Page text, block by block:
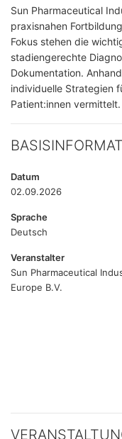
Sun Pharmaceutical
praxisnahen
Fokus stehen die
stadiengerechte
Dokumentation.
individuelle Strategien
Patient:innen vermittelt.
Datum
02.09.2026
Sprache
Deutsch
Veranstalter
Sun Pharmaceutical
Europe B.V.